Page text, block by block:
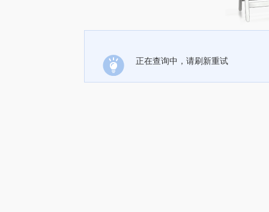
正在查询中，请刷新重试